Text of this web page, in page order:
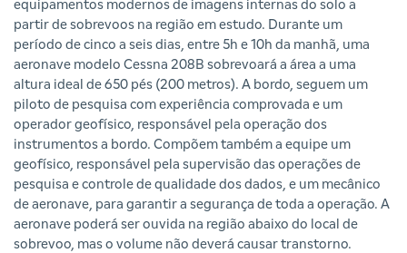
equipamentos modernos de imagens internas do solo a
partir de sobrevoos na região em estudo. Durante um
período de cinco a seis dias, entre 5h e 10h da manhã, uma
aeronave modelo Cessna 208B sobrevoará a área a uma
altura ideal de 650 pés (200 metros). A bordo, seguem um
piloto de pesquisa com experiência comprovada e um
operador geofísico, responsável pela operação dos
instrumentos a bordo. Compõem também a equipe um
geofísico, responsável pela supervisão das operações de
pesquisa e controle de qualidade dos dados, e um mecânico
de aeronave, para garantir a segurança de toda a operação. A
aeronave poderá ser ouvida na região abaixo do local de
sobrevoo, mas o volume não deverá causar transtorno.